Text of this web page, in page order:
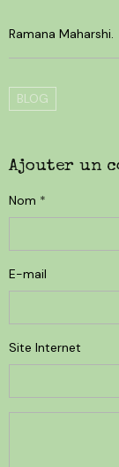
Ramana Maharshi.
BLOG
Ajouter un
Nom
E-mail
Site Internet